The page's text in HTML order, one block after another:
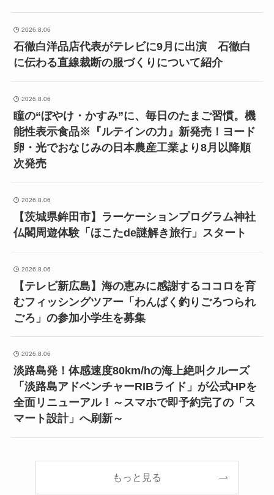
2026.8.06
石徹白洋品店代表がテレビに9月に出演 石徹白
に伝わる直線裁断の服づくりについて紹介
2026.8.06
瞳の“ぼやけ・かすみ”に、毎日のたまご習慣。機
能性表示食品※『ルテインの力』新発売！ヨード
卵・光でおなじみの日本農産工業より8月以降順
次発売
2026.8.06
【茨城県鉾田市】ラーケーションプログラム神社
仏閣周遊体験「ほこたde謎解き旅行」スタート
2026.8.06
【テレビ新広島】海の恵みに感謝するココロを育
むフィッシングツアー「わんぱく釣りごろつられ
ごろ」の参加小学生を募集
2026.8.06
淡路島発！体感速度80km/hの海上絶叫クルーズ
「淡路島アドベンチャーRIBライド」が公式HPを
全面リニューアル！～スマホで即予約完了の「ス
マート設計」へ刷新～
もっと見る